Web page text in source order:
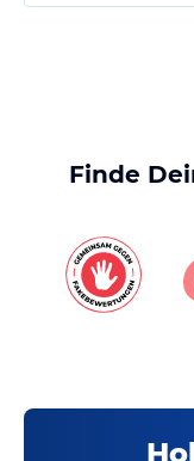
Finde